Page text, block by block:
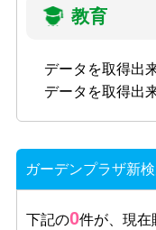
教育
データを取得出
データを取得出
ガーデンプラザ新
下記の0件が、現在